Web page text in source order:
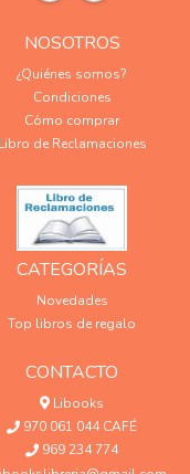
NOSOTROS
¿Quiénes somos?
Condiciones
Cómo comprar
Libro de Reclamaciones
CATEGORÍAS
Novedades
Top libros de regalo
CONTACTO
Libooks
970 061 044 CAFÉ
969 234 774